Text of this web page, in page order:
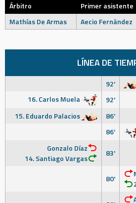
Árbitro Primer asistente
Mathías De Armas
Aecio Fernández
LÍNEA DE
92'
16. Carlos Muela
92'
15. Eduardo Palacios
86'
86'
Gonzalo Díaz
14. Santiago Vargas
83'
80'